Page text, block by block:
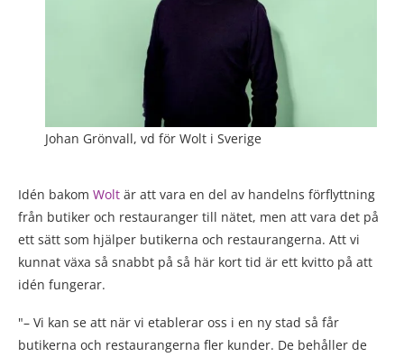
Johan Grönvall, vd för Wolt i Sverige
Idén bakom Wolt är att vara en del av handelns förflyttning
från butiker och restauranger till nätet, men att vara det på
ett sätt som hjälper butikerna och restaurangerna. Att vi
kunnat växa så snabbt på så här kort tid är ett kvitto på att
idén fungerar.
– Vi kan se att när vi etablerar oss i en ny stad så får
butikerna och restaurangerna fler kunder. De behåller de